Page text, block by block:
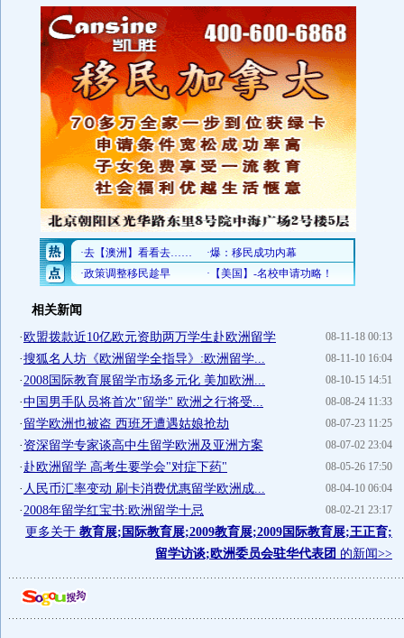
相关新闻
08-11-18 00:13
·欧盟拨款近10亿欧元资助两万学生赴欧洲留学
08-11-10 16:04
·搜狐名人坊《欧洲留学全指导》:欧洲留学...
08-10-15 14:51
·2008国际教育展留学市场多元化 美加欧洲...
08-08-24 11:33
·中国男手队员将首次"留学" 欧洲之行将受...
08-07-23 11:25
·留学欧洲也被盗 西班牙遭遇姑娘抢劫
08-07-02 23:04
·资深留学专家谈高中生留学欧洲及亚洲方案
08-05-26 17:50
·赴欧洲留学 高考生要学会"对症下药"
08-04-10 06:04
· 人民币汇率变动 刷卡消费优惠留学欧洲成...
08-02-21 23:17
·2008年留学红宝书:欧洲留学十忌
更多关于 教育展;国际教育展;2009教育展;2009国际教育展;王正育;
留学访谈;欧洲委员会驻华代表团 的新闻>>